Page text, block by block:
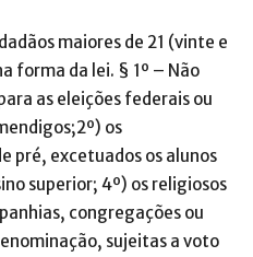
maiores de 21 (vinte e
forma da lei. § 1º – Não
as eleições federais ou
os
pré, excetuados os alunos
superior; 4º) os religiosos
congregações ou
sujeitas a voto